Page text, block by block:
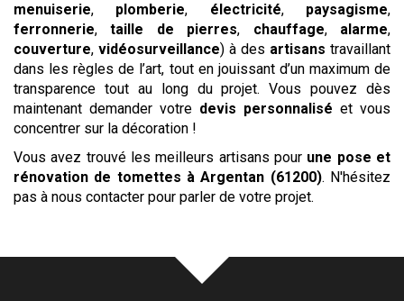
menuiserie, plomberie, électricité, paysagisme,
ferronnerie,taille de pierres, chauffage, alarme,
couverture, vidéosurveillance) à des artisans travaillant
dans les règles de l’art, tout en jouissant d’un maximum de
transparence tout au long du projet. Vous pouvez dès
maintenant demander votre devis personnalisé et vous
concentrer sur la décoration !
Vous avez trouvé les meilleurs artisans pour une pose et
rénovation de tomettes à Argentan (61200). N'hésitez
pas à nous contacter pour parler de votre projet.